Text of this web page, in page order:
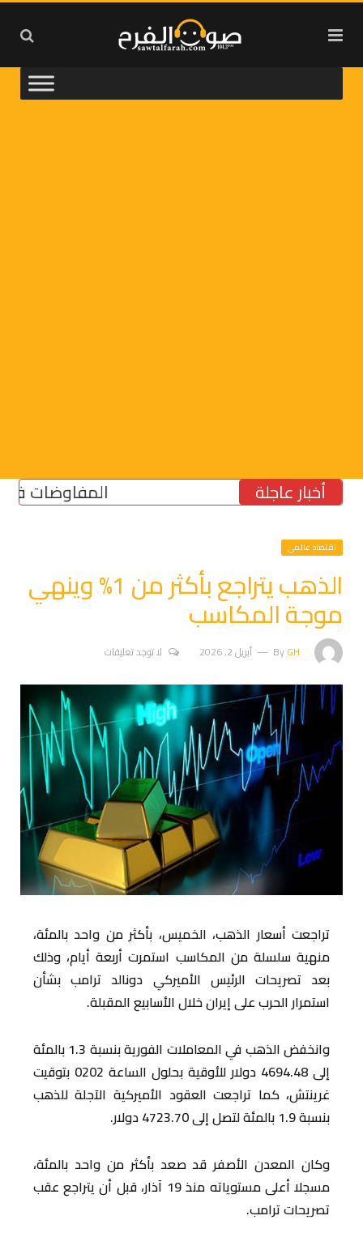
أخبار عاجلة المفاوضات فشلت
اقتصاد عالمي
الذهب يتراجع بأكثر من 1% وينهي
موجة المكاسب
ByGH أبريل 2, 2026 لا توجد تعليقات
تراجعت أسعار الذهب، الخميس، بأكثر من واحد بالمئة،
منهية سلسلة من المكاسب استمرت أربعة أيام، وذلك
بعد تصريحات الرئيس الأميركي دونالد ترامب بشأن
استمرار الحرب على إيران خلال الأسابيع المقبلة.
وانخفض الذهب في المعاملات الفورية بنسبة 1.3 بالمئة
إلى 4694.48 دولار للأوقية بحلول الساعة 0202 بتوقيت
غرينتش، كما تراجعت العقود الأميركية الآجلة للذهب
بنسبة 1.9 بالمئة لتصل إلى 4723.70 دولار.
وكان المعدن الأصفر قد صعد بأكثر من واحد بالمئة،
مسجلا أعلى مستوياته منذ 19 آذار، قبل أن يتراجع عقب
تصريحات ترامب.